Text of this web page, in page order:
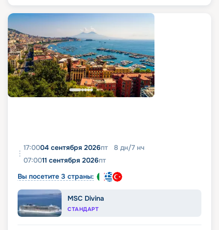
17:0004 сентября 2026пт 8 дн/7 нч
07:0011 сентября 2026пт
Вы посетите 3 страны:
MSC Divina
СТАНДАРТ